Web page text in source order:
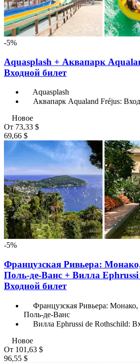
-5%
Aquasplash + Аквапарк
Входной билет
Aquasplash
Аквапарк Aqualand Fréjus:
Новое
От 73,33 $
69,66 $
-5%
Французская Ривьера:
Поль-де-Ванс + Вилла
Входной билет
Французская Ривьера:
Поль-де-Ванс
Вилла Ephrussi de Rothschild:
Новое
От 101,63 $
96,55 $